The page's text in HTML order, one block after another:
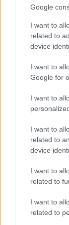
Google
I want to
related to
device
I want to
Google for
I want to
I want to
related to
device
I want to
related to
I want to
related to
Ο
Ο
ενδιαφέρον
Σπούδασε
στο
έλαβε
σχεδιασμό
σε δύο
Το 1922, ο
Αγγλίδα